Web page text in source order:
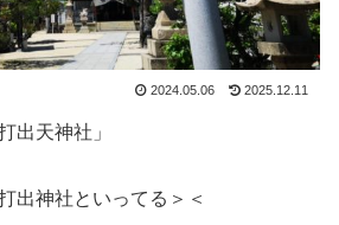
2024.05.06 2025.12.11
出天神社」
出神社といってる＞＜